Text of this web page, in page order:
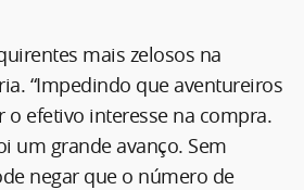
mais zelosos na
“Impedindo que aventureiros
o efetivo interesse na compra.
um grande avanço. Sem
negar que o número de